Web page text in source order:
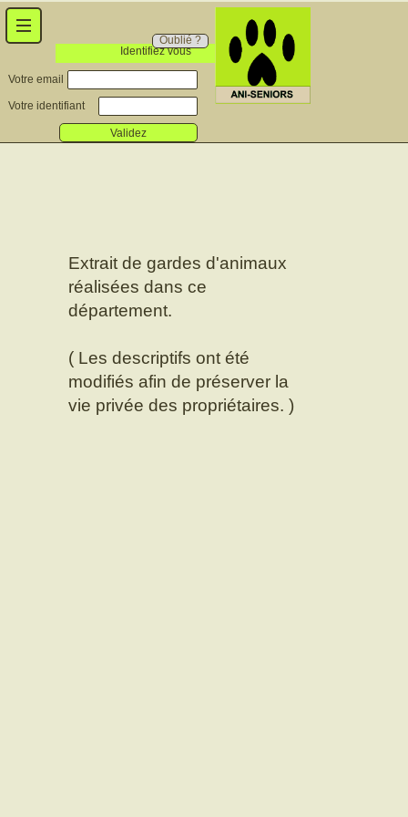
Identifiez vous
Oublié ?
Votre email
Votre identifiant
Validez
Extrait de gardes d'animaux
réalisées dans ce
département.
( Les descriptifs ont été
modifiés afin de préserver la
vie privée des propriétaires. )